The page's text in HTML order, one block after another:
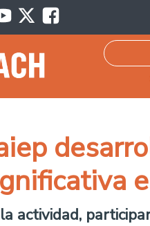
principal
actividad,